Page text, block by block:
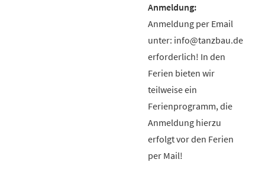
Anmeldung per Email
unter: info@tanzbau.de
erforderlich! In den
Ferien bieten wir
teilweise ein
Ferienprogramm, die
Anmeldung hierzu
erfolgt vor den Ferien
per Mail!